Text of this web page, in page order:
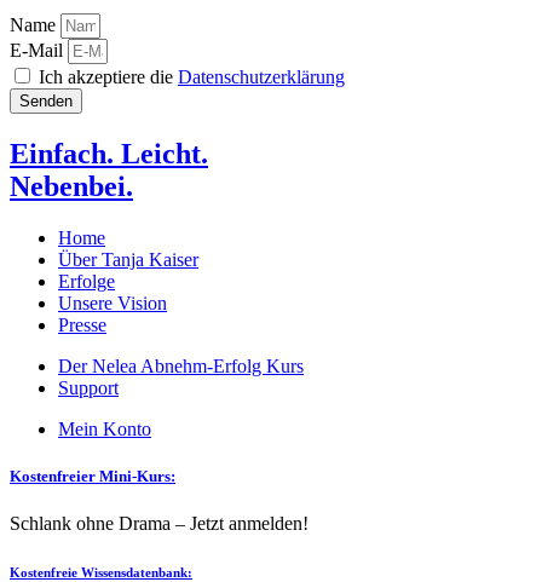
Name
E-Mail
Ich akzeptiere die Datenschutzerklärung
Senden
Einfach. Leicht.
Nebenbei.
Home
Über Tanja Kaiser
Erfolge
Unsere Vision
Presse
Der Nelea Abnehm-Erfolg Kurs
Support
Mein Konto
Kostenfreier Mini-Kurs:
Schlank ohne Drama – Jetzt anmelden!
Kostenfreie Wissensdatenbank: